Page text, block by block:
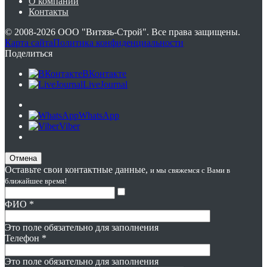
Контакты
© 2008-2026 ООО "Витязь-Строй". Все права защищены.
Карта сайтаПолитика конфиденциальности
Поделиться
ВКонтакте
LiveJournal
WhatsApp
Viber
Отмена
Оставьте свои контактные данные, и мы свяжемся с Вами в
ближайшее время!
ФИО *
Это поле обязательно для заполнения
Телефон *
Это поле обязательно для заполнения